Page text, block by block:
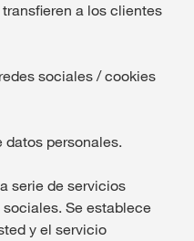
a los clientes
sociales / cookies
personales.
serie de servicios
Se establece
y el servicio